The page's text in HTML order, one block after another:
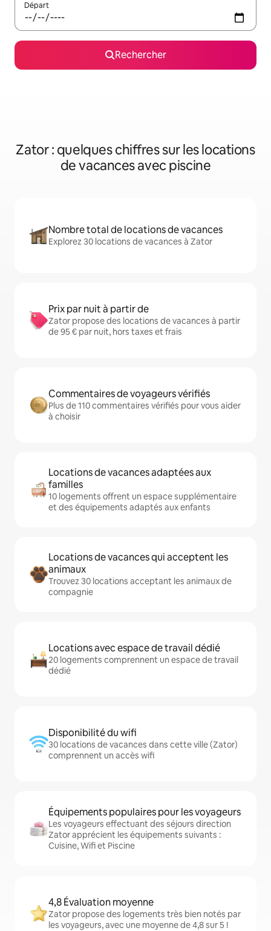
Départ
Rechercher
Zator : quelques chiffres sur les locations
de vacances avec piscine
Nombre total de locations de vacances
Explorez 30 locations de vacances à Zator
Prix par nuit à partir de
Zator propose des locations de vacances à partir
de 95 € par nuit, hors taxes et frais
Commentaires de voyageurs vérifiés
Plus de 110 commentaires vérifiés pour vous aider
à choisir
Locations de vacances adaptées aux
familles
10 logements offrent un espace supplémentaire
et des équipements adaptés aux enfants
Locations de vacances qui acceptent les
animaux
Trouvez 30 locations acceptant les animaux de
compagnie
Locations avec espace de travail dédié
20 logements comprennent un espace de travail
dédié
Disponibilité du wifi
30 locations de vacances dans cette ville (Zator)
comprennent un accès wifi
Équipements populaires pour les voyageurs
Les voyageurs effectuant des séjours direction
Zator apprécient les équipements suivants :
Cuisine, Wifi et Piscine
4,8 Évaluation moyenne
Zator propose des logements très bien notés par
les voyageurs, avec une moyenne de 4,8 sur 5 !